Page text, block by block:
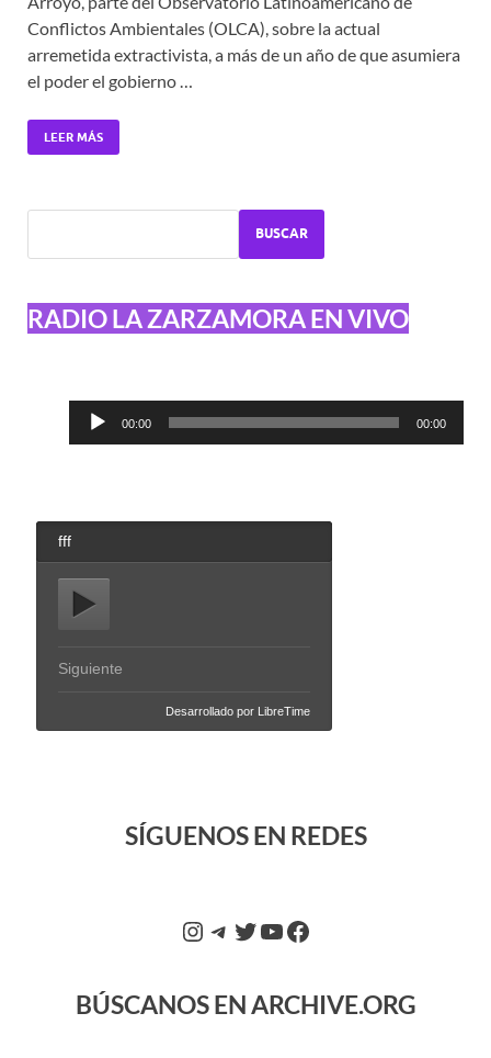
Conflictos Ambientales (OLCA), sobre la actual
arremetida extractivista, a más de un año de que asumiera
el poder el gobierno …
LEER MÁS
BUSCAR
RADIO LA ZARZAMORA EN VIVO
Reproductor
00:00 00:00
SÍGUENOS EN REDES
BÚSCANOS EN ARCHIVE.ORG